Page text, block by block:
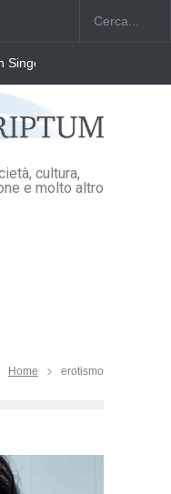
Singers' Alliance ofAmerica
cultura,
e molto altro
Home erotismo